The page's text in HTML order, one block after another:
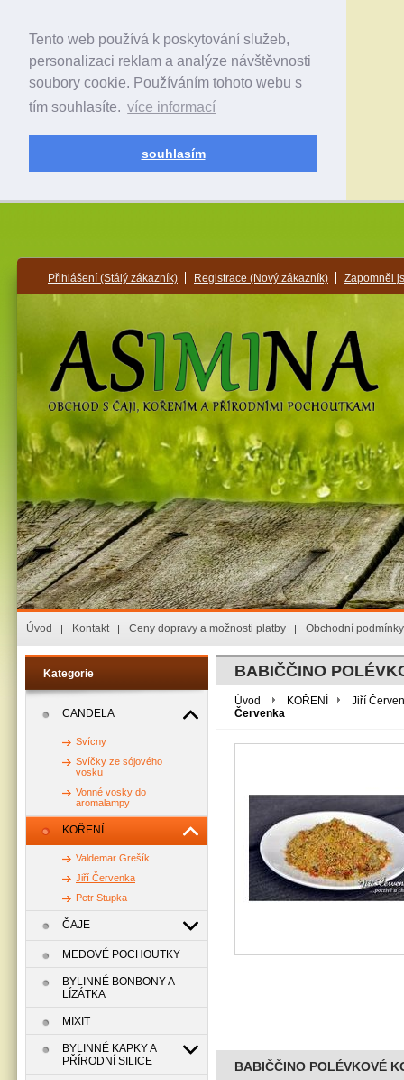
Tento web používá k poskytování služeb,
personalizaci reklam a analýze návštěvnosti
soubory cookie. Používáním tohoto webu s
tím souhlasíte. více informací
souhlasím
Přihlášení (Stálý zákazník) Registrace (Nový zákazník) Zapomněl
Úvod Kontakt Ceny dopravy a možnosti platby Obchodní podmínky
Kategorie
CANDELA
Svícny
Svíčky ze sójového
vosku
Vonné vosky do
aromalampy
KOŘENÍ
Valdemar Grešík
Jiří Červenka
Petr Stupka
ČAJE
MEDOVÉ POCHOUTKY
BYLINNÉ BONBONY A
LÍZÁTKA
MIXIT
BYLINNÉ KAPKY A
PŘÍRODNÍ SILICE
BABIČČINO
Úvod KOŘENÍ
Jiří
Červenka
BABIČČINO POLÉVKOVÉ